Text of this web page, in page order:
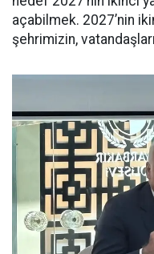
açabilmek. 2027’nin
şehrimizin,